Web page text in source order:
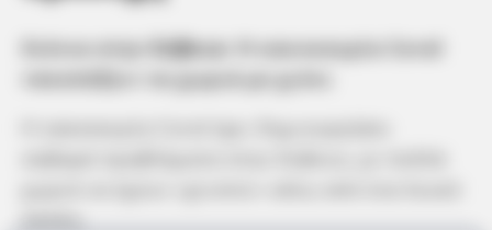
Εύβοια
: Η κακοκαιρία Coral
πέπλο.